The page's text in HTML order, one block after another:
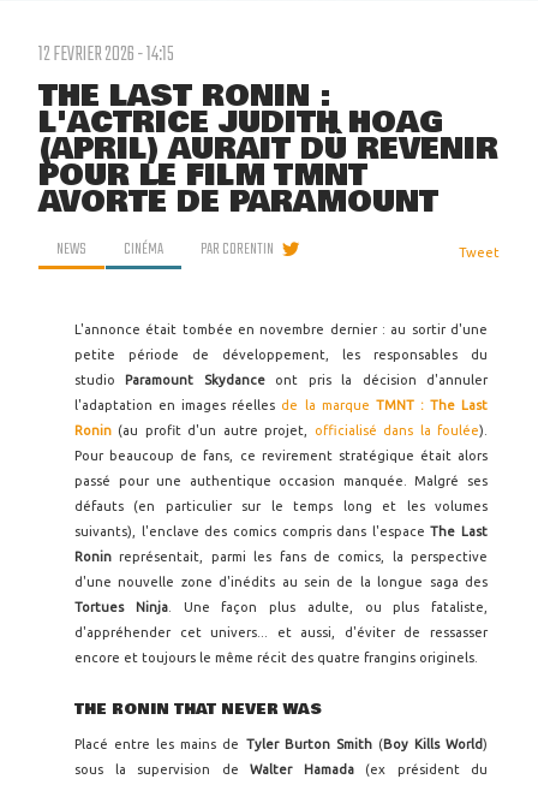
12 FEVRIER 2026 - 14:15
THE LAST RONIN :
L'ACTRICE JUDITH HOAG
(APRIL) AURAIT DÛ REVENIR
POUR LE FILM TMNT
AVORTÉ DE PARAMOUNT
NEWS CINÉMA PARCORENTIN Tweet
L'annonce était tombée en novembre dernier : au sortir d'une
petite période de développement, les responsables du
studio Paramount Skydanceont pris la décision d'annuler
l'adaptation en images réelles de la marque TMNT : The Last
Ronin (au profit d'un autre projet, officialisé dans la foulée).
Pour beaucoup de fans, ce revirement stratégique était alors
passé pour une authentique occasion manquée. Malgré ses
défauts (en particulier sur le temps long et les volumes
suivants), l'enclave des comics compris dans l'espaceThe Last
Ronin représentait, parmi les fans de comics, la perspective
d'une nouvelle zone d'inédits au sein de la longue saga des
Tortues Ninja. Une façon plus adulte, ou plus fataliste,
d'appréhender cet univers... et aussi, d'éviter de ressasser
encore et toujours le même récit des quatre frangins originels.
THE RONIN THAT NEVER WAS
Placé entre les mains de Tyler Burton Smith(Boy Kills World)
sous la supervision de Walter Hamada(ex président du